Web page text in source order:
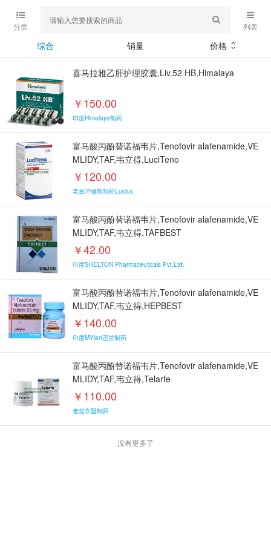
分类 列表
综合 销量 价格
喜马拉雅乙肝护理胶囊,Liv.52 HB,Himalaya
￥150.00
印度Himalaya制药
富马酸丙酚替诺福韦片,Tenofovir alafenamide,VE
MLIDY,TAF,韦立得,LuciTeno
￥120.00
老挝卢修斯制药Lucius
富马酸丙酚替诺福韦片,Tenofovir alafenamide,VE
MLIDY,TAF,韦立得,TAFBEST
￥42.00
印度SHELTON Pharmaceuticals Pvt.Ltd.
富马酸丙酚替诺福韦片,Tenofovir alafenamide,VE
MLIDY,TAF,韦立得,HEPBEST
￥140.00
印度MYlan迈兰制药
富马酸丙酚替诺福韦片,Tenofovir alafenamide,VE
MLIDY,TAF,韦立得,Telarfe
￥110.00
老挝东盟制药
没有更多了